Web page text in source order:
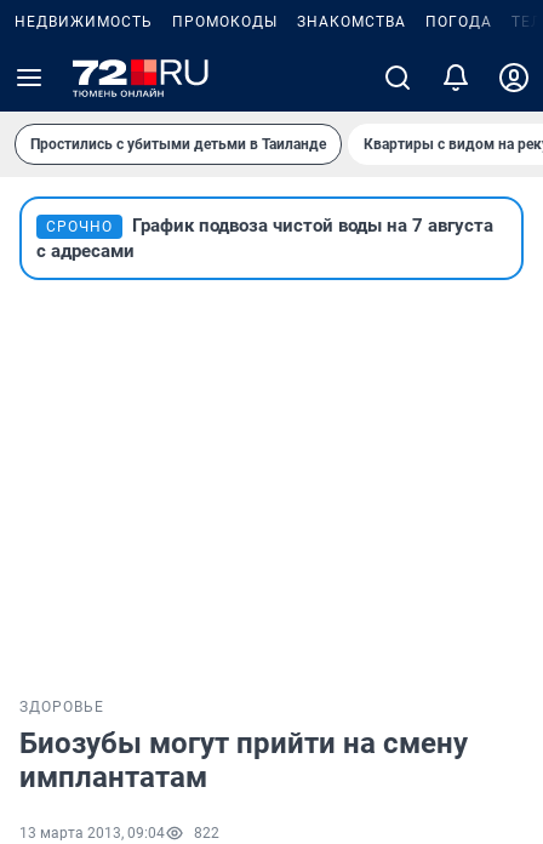
НЕДВИЖИМОСТЬ ПРОМОКОДЫ ЗНАКОМСТВА ПОГОДА
Простились с убитыми детьми в Таиланде Квартиры с видом на
СРОЧНО
График подвоза чистой воды на 7 августа
с адресами
ЗДОРОВЬЕ
Биозубы могут прийти на смену
имплантатам
13 марта 2013, 09:04 822